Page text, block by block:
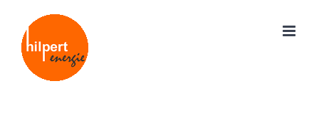
Inhalt
springen